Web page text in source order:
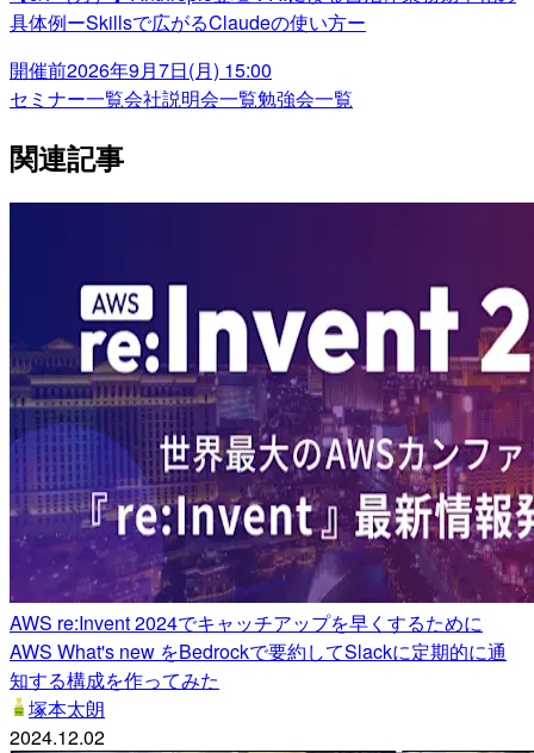
具体例ーSkillsで広がるClaudeの使い方ー
開催前2026年9月7日(月) 15:00
セミナー一覧会社説明会一覧勉強会一覧
関連記事
AWS re:Invent 2024でキャッチアップを早くするために
AWS What's new をBedrockで要約してSlackに定期的に通
知する構成を作ってみた
塚本太朗
2024.12.02